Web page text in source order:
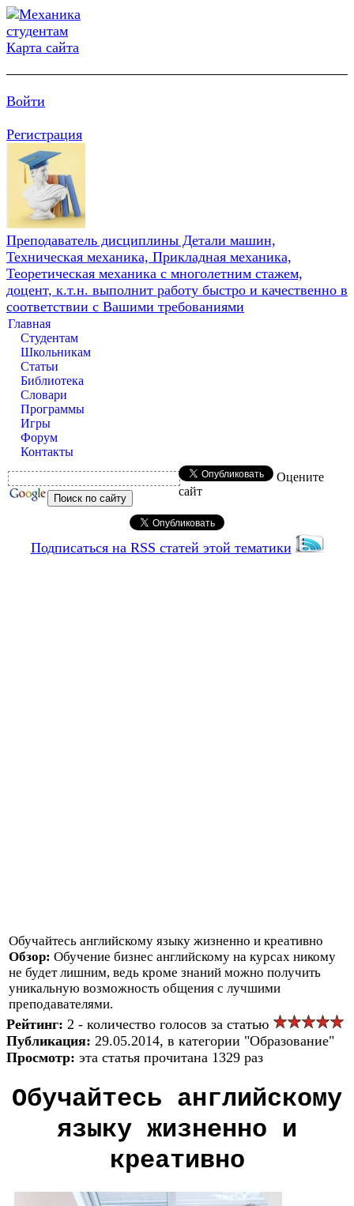
Карта сайта
Войти
Регистрация
Преподаватель дисциплины Детали машин,
Техническая механика, Прикладная механика,
Теоретическая механика с многолетним стажем,
доцент, к.т.н. выполнит работу быстро и качественно в
соответствии с Вашими требованиями
Главная
Студентам
Школьникам
Статьи
Библиотека
Словари
Программы
Игры
Форум
Контакты
Оцените
сайт
Подписаться на RSS статей этой тематики
Обучайтесь английскому языку жизненно и креативно
Обзор: Обучение бизнес английскому на курсах никому
не будет лишним, ведь кроме знаний можно получить
уникальную возможность общения с лучшими
преподавателями.
Рейтинг: 2 - количество голосов за статью
Публикация: 29.05.2014, в категории "Образование"
Просмотр: эта статья прочитана 1329 раз
Обучайтесь английскому
языку жизненно и
креативно